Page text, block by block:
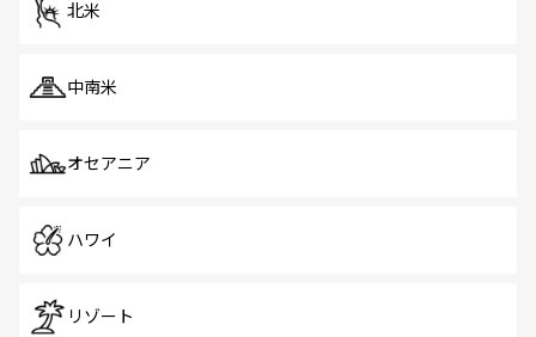
北米
中南米
オセアニア
ハワイ
リゾート